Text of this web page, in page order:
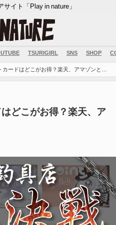
イト「Play in nature」
TSURIGIRL SNS SHOP
カードはどこがお得？楽天、アマゾンとも
どこがお得？楽天、ア